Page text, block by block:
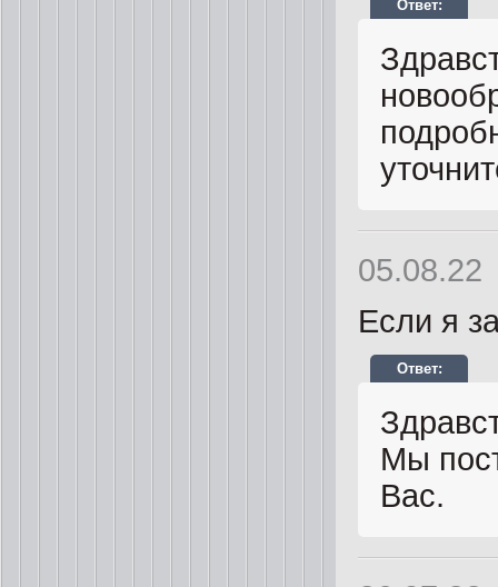
05.08.22
Если я
Мы
Вас.